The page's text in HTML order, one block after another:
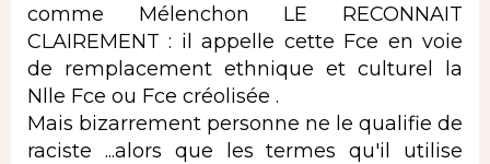
comme Mélenchon LE RECONNAIT
CLAIREMENT : il appelle cette Fce en voie
de remplacement ethnique et culturel la
Nlle Fce ou Fce créolisée .
Mais bizarrement personne ne le qualifie de
raciste ...alors que les termes qu'il utilise